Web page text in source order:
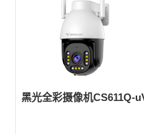
黑光全彩摄像机CS611Q-